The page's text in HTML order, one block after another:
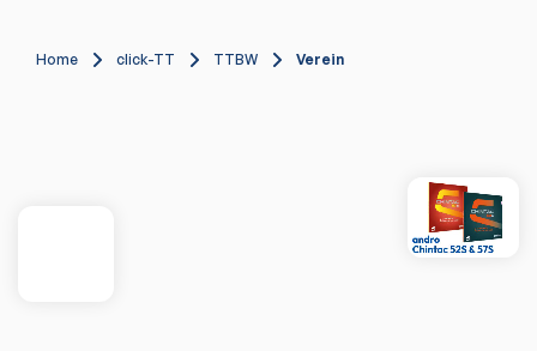
Home click-TT TTBW Verein